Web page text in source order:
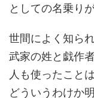
としての名乗り
世間によく知ら
武家の姓と戯作
人も使ったこと
どういうわけか